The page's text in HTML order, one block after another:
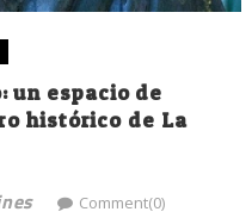
un espacio de
histórico de La
Comment(0)